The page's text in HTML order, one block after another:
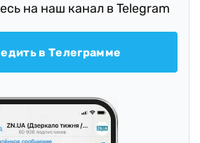
на наш канал в Telegram
в Телеграмме